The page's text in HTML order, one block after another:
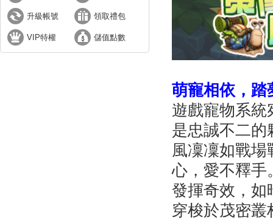
升級帳號 領取禮包
VIP特權 儲值點數
萌寵相依，踏
遊戲寵物系統
是忠誠不二的
風凜凜如戰
心，愛不釋手
發揮奇效，如
穿梭於茂密